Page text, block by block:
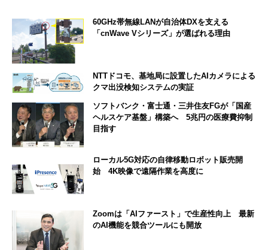
60GHz帯無線LANが自治体DXを支える
「cnWave Vシリーズ」が選ばれる理由
NTTドコモ、基地局に設置したAIカメラによる
クマ出没検知システムの実証
ソフトバンク・富士通・三井住友FGが「国産
ヘルスケア基盤」構築へ 5兆円の医療費抑制
目指す
ローカル5G対応の自律移動ロボット販売開
始 4K映像で遠隔作業を高度に
Zoomは「AIファースト」で生産性向上 最新
のAI機能を競合ツールにも開放